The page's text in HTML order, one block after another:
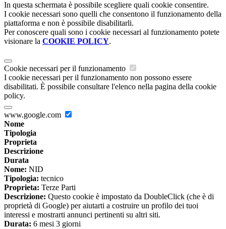
In questa schermata è possibile scegliere quali cookie consentire.
I cookie necessari sono quelli che consentono il funzionamento della
piattaforma e non è possibile disabilitarli.
Per conoscere quali sono i cookie necessari al funzionamento potete
visionare la COOKIE POLICY.
Cookie necessari per il funzionamento
I cookie necessari per il funzionamento non possono essere
disabilitati. È possibile consultare l'elenco nella pagina della cookie
policy.
www.google.com
Nome
Tipologia
Proprieta
Descrizione
Durata
Nome: NID
Tipologia: tecnico
Proprieta: Terze Parti
Descrizione: Questo cookie è impostato da DoubleClick (che è di
proprietà di Google) per aiutarti a costruire un profilo dei tuoi
interessi e mostrarti annunci pertinenti su altri siti.
Durata: 6 mesi 3 giorni